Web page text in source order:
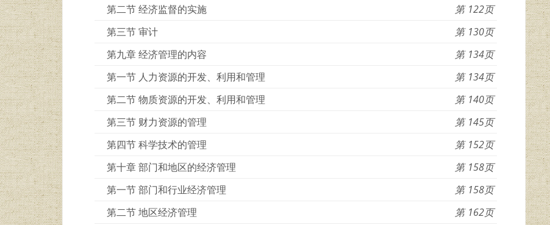
第二节 经济监督的实施
122
第三节 审计
130
第九章 经济管理的内容
134
第一节 人力资源的开发、利用和管理
134
第二节 物质资源的开发、利用和管理
140
第三节 财力资源的管理
145
第四节 科学技术的管理
152
第十章 部门和地区的经济管理
158
第一节 部门和行业经济管理
158
第二节 地区经济管理
162